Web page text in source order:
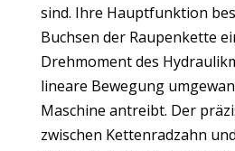
sind. Ihre Hauptfunktion
Buchsen der Raupenkette
Drehmoment des
lineare Bewegung
Maschine antreibt. Der
zwischen Kettenradzahn